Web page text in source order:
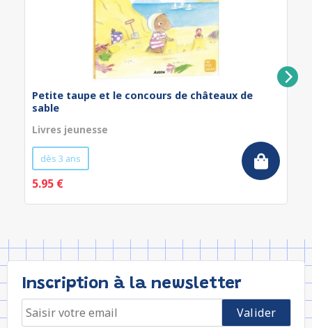
Petite taupe et le concours de châteaux de
sable
Livres jeunesse
dès 3 ans
5.95 €
Inscription à la newsletter